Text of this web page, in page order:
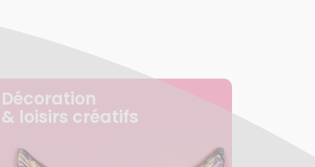
Décoration
& loisirs créatifs